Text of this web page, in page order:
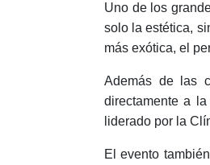
Uno de los
solo la estética,
más exótica, el
Además de las
directamente a
liderado por la
El evento